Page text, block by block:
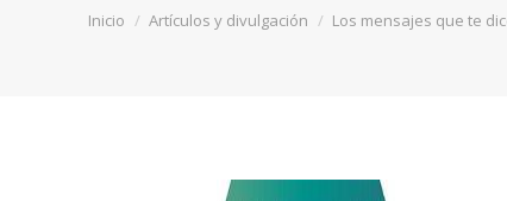
Estás aquí:
Inicio Artículos y divulgación Los mensajes que te